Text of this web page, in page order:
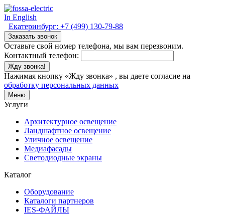
In English
Екатеринбург: +7 (499) 130-79-88
Заказать звонок
Оставьте свой номер телефона, мы вам перезвоним.
Контактный телефон:
Жду звонка!
Нажимая кнопку «Жду звонка» , вы даете согласие на
обработку персональных данных
Меню
Услуги
Архитектурное освещение
Ландшафтное освещение
Уличное освещение
Медиафасады
Светодиодные экраны
Каталог
Оборудование
Каталоги партнеров
IES-ФАЙЛЫ